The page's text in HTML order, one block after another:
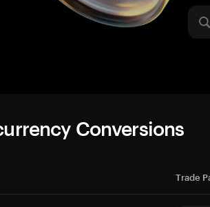
Conversions
Trade